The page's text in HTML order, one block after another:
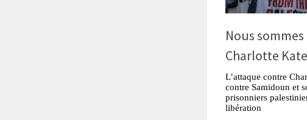
Nous
Charlotte
L’attaque contre
contre Samidoun et
prisonniers
libération